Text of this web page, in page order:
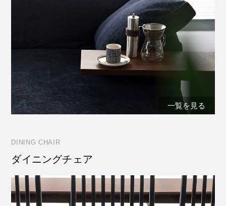
一覧を見る
DINING CHAIR
ダイニングチェア